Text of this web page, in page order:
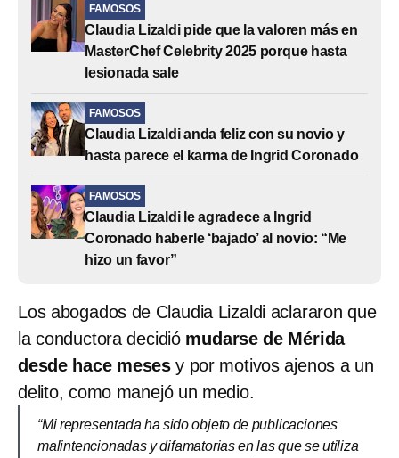
FAMOSOS
Claudia Lizaldi pide que la valoren más en
MasterChef Celebrity 2025 porque hasta
lesionada sale
FAMOSOS
Claudia Lizaldi anda feliz con su novio y
hasta parece el karma de Ingrid Coronado
FAMOSOS
Claudia Lizaldi le agradece a Ingrid
Coronado haberle ‘bajado’ al novio: “Me
hizo un favor”
Los abogados de Claudia Lizaldi aclararon que
la conductora decidió mudarse de Mérida
desde hace meses y por motivos ajenos a un
delito, como manejó un medio.
“Mi representada ha sido objeto de publicaciones
malintencionadas y difamatorias en las que se utiliza